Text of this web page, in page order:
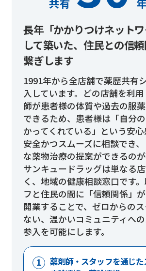
共有
長年「かかりつけネット
して築いた、住民との信
繋ぎします
1991年から全店舗で薬歴共有
入しています。どの店舗を利
師が患者様の体質や過去の服
できるため、患者様は「自分
かってくれている」という安心
安全かつスムーズに相談でき
な薬物治療の提案ができるのが
サンキュードラッグは単なる
く、地域の健康相談窓口です
フと住民の間に「信頼関係」
開業することで、ゼロからの
ない、温かいコミュニティへ
参入を可能にします。
薬剤師・スタッフを通じ